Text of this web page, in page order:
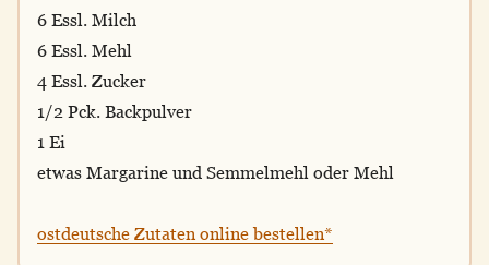
6 Essl. Milch
6 Essl. Mehl
4 Essl. Zucker
1/2 Pck. Backpulver
1 Ei
etwas Margarine und Semmelmehl oder Mehl
ostdeutsche Zutaten online bestellen*